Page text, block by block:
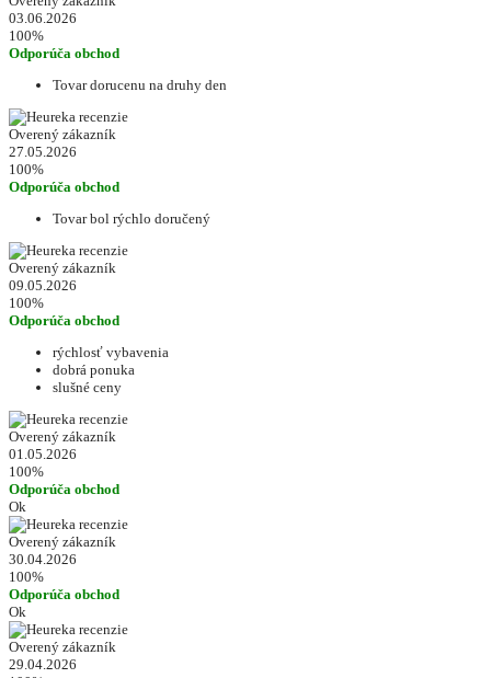
03.06.2026
100%
Odporúča obchod
Tovar dorucenu na druhy den
Overený zákazník
27.05.2026
100%
Odporúča obchod
Tovar bol rýchlo doručený
Overený zákazník
09.05.2026
100%
Odporúča obchod
rýchlosť vybavenia
dobrá ponuka
slušné ceny
Overený zákazník
01.05.2026
100%
Odporúča obchod
Ok
Overený zákazník
30.04.2026
100%
Odporúča obchod
Ok
Overený zákazník
29.04.2026